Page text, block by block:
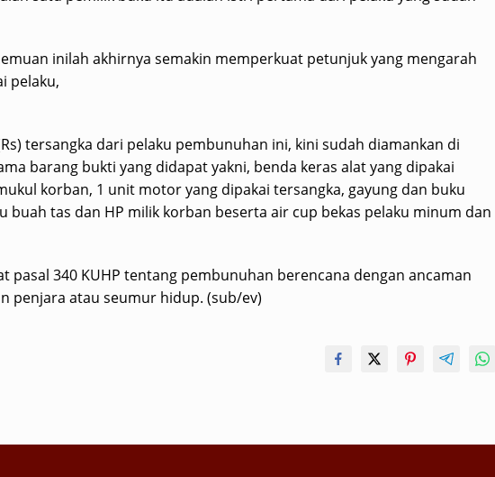
inilah akhirnya semakin memperkuat petunjuk yang mengarah
pelaku,
tersangka dari pelaku pembunuhan ini, kini sudah diamankan di
barang bukti yang didapat yakni, benda keras alat yang dipakai
korban, 1 unit motor yang dipakai tersangka, gayung dan buku
buah tas dan HP milik korban beserta air cup bekas pelaku minum dan
pasal 340 KUHP tentang pembunuhan berencana dengan ancaman
penjara atau seumur hidup. (sub/ev)